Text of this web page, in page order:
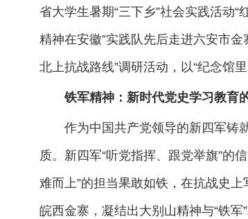
省大学生暑期“三下乡”社会实践活动
精神在安徽”实践队先后走进六安市
北上抗战路线”调研活动，以“纪念馆
铁军精神：新时代党史学习教育
作为中国共产党领导的新四军铸
质。新四军“听党指挥、跟党举旗”的
难而上”的担当果敢如铁，在抗战史
皖西金寨，凝结出大别山精神与“铁军